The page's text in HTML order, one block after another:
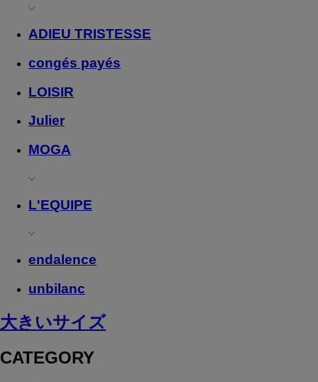
ADIEU TRISTESSE
congés payés
LOISIR
Julier
MOGA
L'EQUIPE
endalence
unbilanc
大きいサイズ
CATEGORY